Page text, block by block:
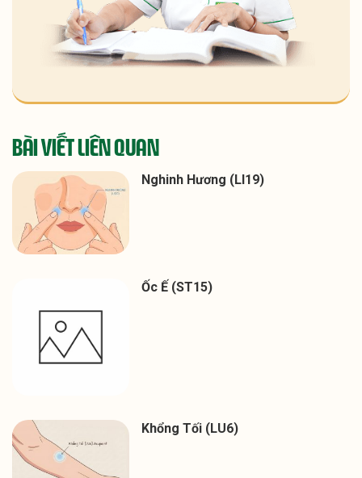
BÀI VIẾT LIÊN QUAN
Nghinh Hương (LI19)
Ốc Ế (ST15)
Khổng Tối (LU6)